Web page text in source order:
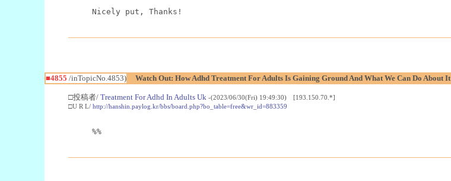
Nicely put, Thanks!
■4855 /inTopicNo.4853) Watch Out: How Adhd Treatment For Adults Is Gaining Ground And What We Can Do About It
□投稿者/ Treatment For Adhd In Adults Uk -(2023/06/30(Fri) 19:49:30) [193.150.70.*]
□U R L/ http://hanshin.paylog.kr/bbs/board.php?bo_table=free&wr_id=883359
%%